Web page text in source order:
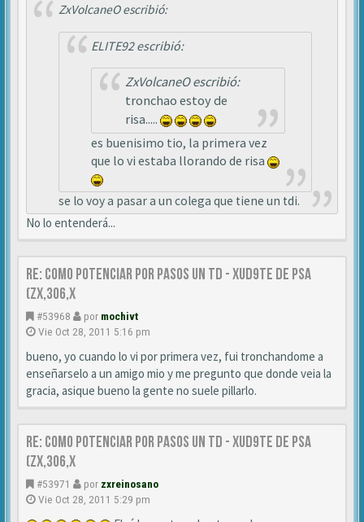
ZxVolcaneO escribió:
ELITE92 escribió:
ZxVolcaneO escribió:
tronchao estoy de
risa.....
es buenisimo tio, la primera vez
que lo vi estaba llorando de risa
se lo voy a pasar a un colega que tiene un tdi.
No lo entenderá...
Re: Como Potenciar por pasos un TD - XUD9TE DE PSA
(zx,306,x
#53968 por mochivt
Vie Oct 28, 2011 5:16 pm
bueno, yo cuando lo vi por primera vez, fui tronchandome a
enseñarselo a un amigo mio y me pregunto que donde veia la
gracia, asique bueno la gente no suele pillarlo.
Re: Como Potenciar por pasos un TD - XUD9TE DE PSA
(zx,306,x
#53971 por zxreinosano
Vie Oct 28, 2011 5:29 pm